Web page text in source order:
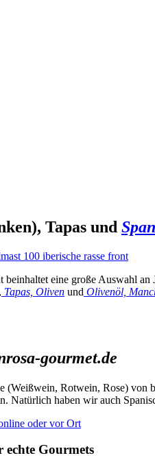
Tapas und
eine große Auswahl an
Tapas, Oliven und Olivenöl,
gourmet.de
(Weißwein, Rotwein, Rose) von
Natürlich haben wir auch
echte Gourmets